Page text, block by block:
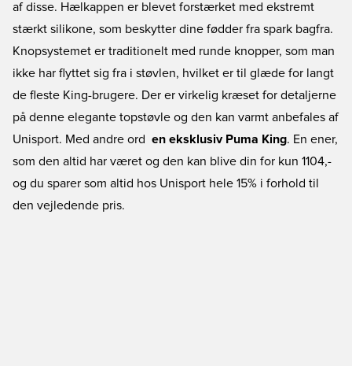
af disse. Hælkappen er blevet forstærket med ekstremt
stærkt silikone, som beskytter dine fødder fra spark bagfra.
Knopsystemet er traditionelt med runde knopper, som man
ikke har flyttet sig fra i støvlen, hvilket er til glæde for langt
de fleste King-brugere. Der er virkelig kræset for detaljerne
på denne elegante topstøvle og den kan varmt anbefales af
Unisport. Med andre ord  en eksklusiv Puma King. En ener,
som den altid har været og den kan blive din for kun 1104,-
og du sparer som altid hos Unisport hele 15% i forhold til
den vejledende pris.